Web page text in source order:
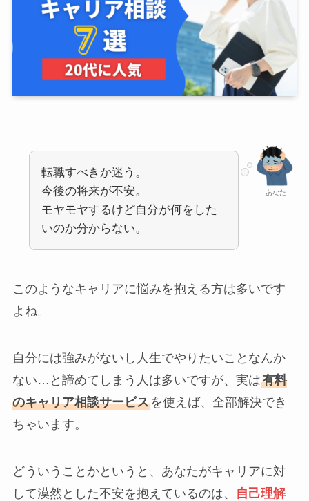
あなた
転職すべきか迷う。
今後の将来が不安。
モヤモヤするけど自分が何をした
いのか分からない。
このようなキャリアに悩みを抱える方は多いです
よね。
自分には強みがないし人生でやりたいことなんか
ない…と諦めてしまう人は多いですが、実は有料
のキャリア相談サービスを使えば、全部解決でき
ちゃいます。
どういうことかというと、あなたがキャリアに対
して漠然とした不安を抱えているのは、
自己理解